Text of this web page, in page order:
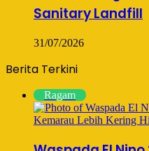
Sanitary Landfill
31/07/2026
Berita Terkini
Ragam